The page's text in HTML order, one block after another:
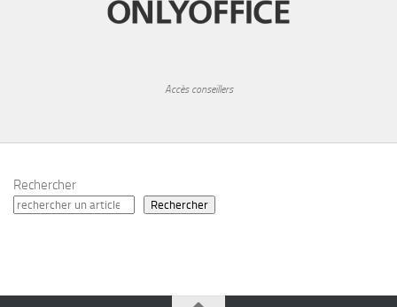
Accès conseillers
Rechercher
Rechercher